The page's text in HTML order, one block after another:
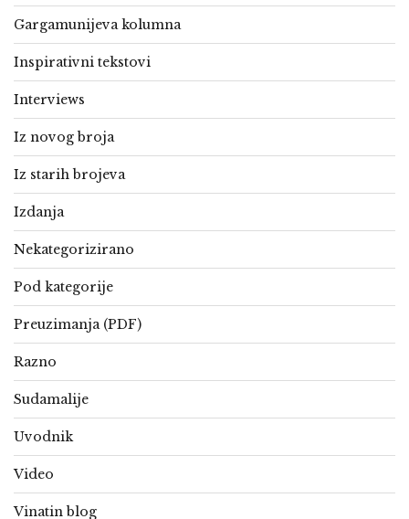
Gargamunijeva kolumna
Inspirativni tekstovi
Interviews
Iz novog broja
Iz starih brojeva
Izdanja
Nekategorizirano
Pod kategorije
Preuzimanja (PDF)
Razno
Sudamalije
Uvodnik
Video
Vinatin blog